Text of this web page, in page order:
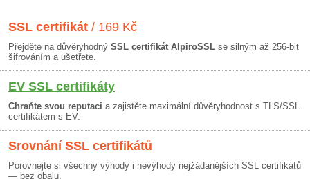
SSL certifikát / 169 Kč
Přejděte na důvěryhodný SSL certifikát AlpiroSSL se silným až 256-bit
šifrováním a ušetřete.
EV SSL certifikáty
Chraňte svou reputaci a zajistěte maximální důvěryhodnost s TLS/SSL
certifikátem s EV.
Srovnání SSL certifikátů
Porovnejte si všechny výhody i nevýhody nejžádanějších SSL certifikátů
— bez obalu.